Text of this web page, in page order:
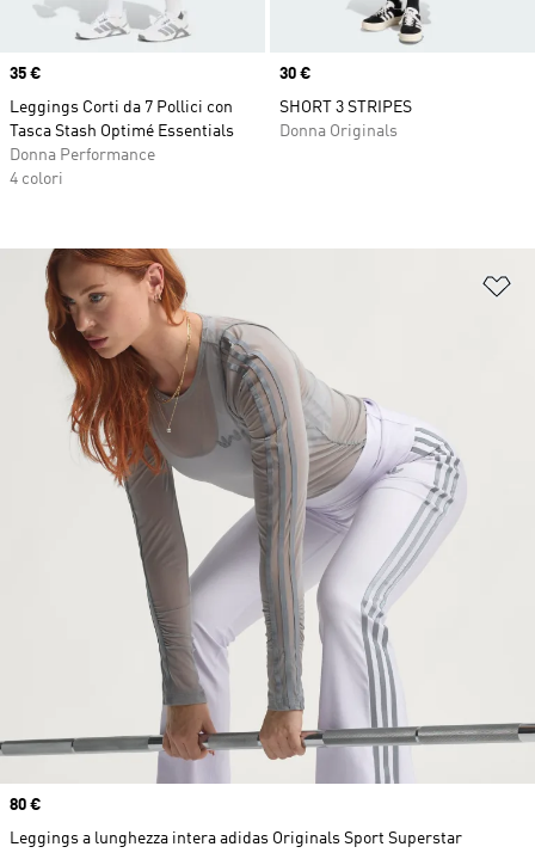
Price
35 €
Leggings Corti da 7 Pollici con
Tasca Stash Optimé Essentials
Donna Performance
4 colori
Price
30 €
SHORT 3 STRIPES
Donna Originals
Price
80 €
Leggings a lunghezza intera adidas Originals Sport Superstar